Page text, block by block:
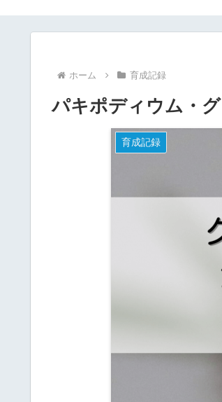
ホーム 育成記録
パキポディウム・
育成記録